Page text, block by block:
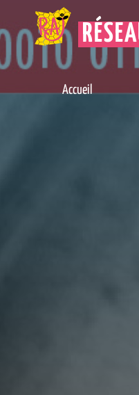
Accueil